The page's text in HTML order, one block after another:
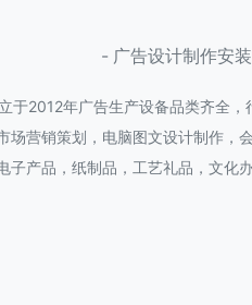
- 广告设计制作安
于2012年广告生产设备品类齐全
场营销策划，电脑图文设计制作
子产品，纸制品，工艺礼品，文化